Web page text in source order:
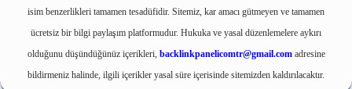
isim benzerlikleri tamamen tesadüfidir. Sitemiz, kar amacı gütmeyen ve tamamen
ücretsiz bir bilgi paylaşım platformudur. Hukuka ve yasal düzenlemelere aykırı
olduğunu düşündüğünüz içerikleri, backlinkpanelicomtr@gmail.comadresine
bildirmeniz halinde, ilgili içerikler yasal süre içerisinde sitemizden kaldırılacaktır.